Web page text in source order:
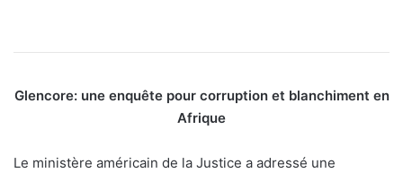
Glencore: une enquête pour corruption et blanchiment en
Afrique
Le ministère américain de la Justice a adressé une